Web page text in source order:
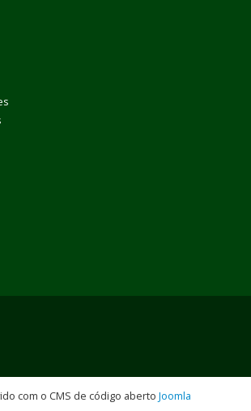
com o CMS de código aberto Joomla